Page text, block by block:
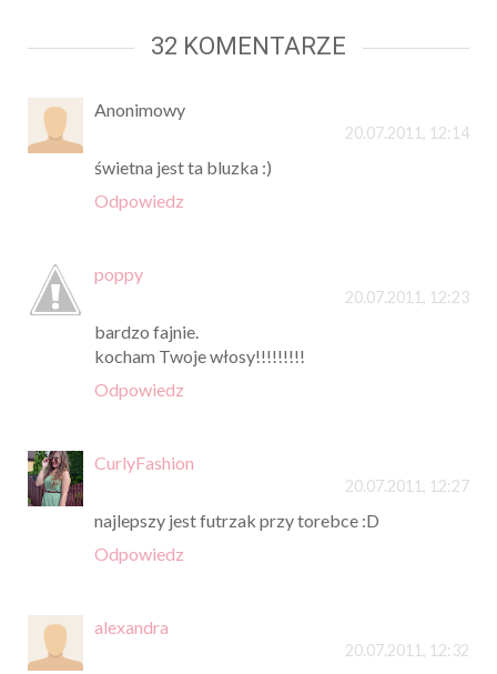
32 KOMENTARZE
Anonimowy
20.07.2011, 12:14
świetna jest ta bluzka :)
Odpowiedz
poppy
20.07.2011, 12:23
bardzo fajnie.
kocham Twoje włosy!!!!!!!!!
Odpowiedz
CurlyFashion
20.07.2011, 12:27
najlepszy jest futrzak przy torebce :D
Odpowiedz
alexandra
20.07.2011, 12:32